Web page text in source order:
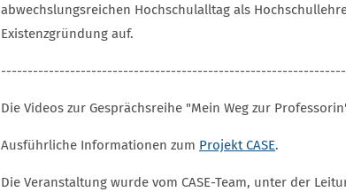
abwechslungsreichen Hochschulalltag als
Existenzgründung auf.
Die Videos zur Gesprächsreihe "Mein Weg zur
Ausführliche Informationen zum Projekt CASE.
Die Veranstaltung wurde vom CASE-Team, unter der